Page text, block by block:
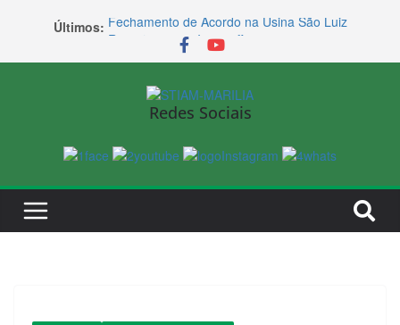
Últimos: Fechamento de Acordo na Usina São Luiz
Reunião com a Intercoffee
Renião com a Usina Ibéria
Reunião com a Coca-Cola FEMSA
Redes Sociais